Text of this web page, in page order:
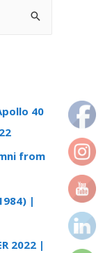
40
from
|
2022 |